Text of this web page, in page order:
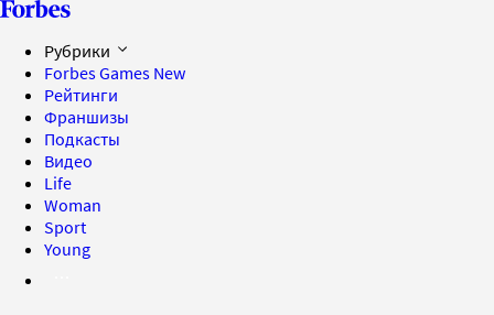
Рубрики
Forbes Games New
Рейтинги
Франшизы
Подкасты
Видео
Life
Woman
Sport
Young